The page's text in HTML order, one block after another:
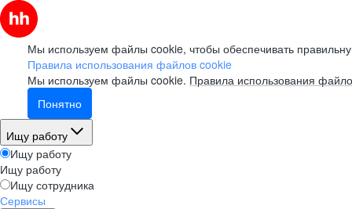
Мы используем файлы cookie, чтобы обеспечивать
Правила использования файлов cookie
Мы используем файлы cookie. Правила использования
Понятно
Ищу работу
Ищу работу
Ищу работу
Ищу сотрудника
Сервисы